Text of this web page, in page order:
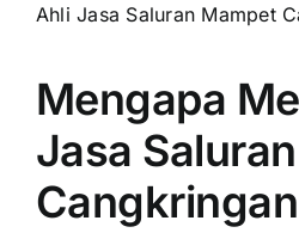
Ahli Jasa Saluran Mampet
Mengapa
Jasa